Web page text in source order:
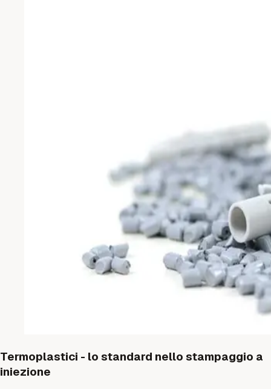
Termoplastici - lo standard nello stampaggio a
iniezione